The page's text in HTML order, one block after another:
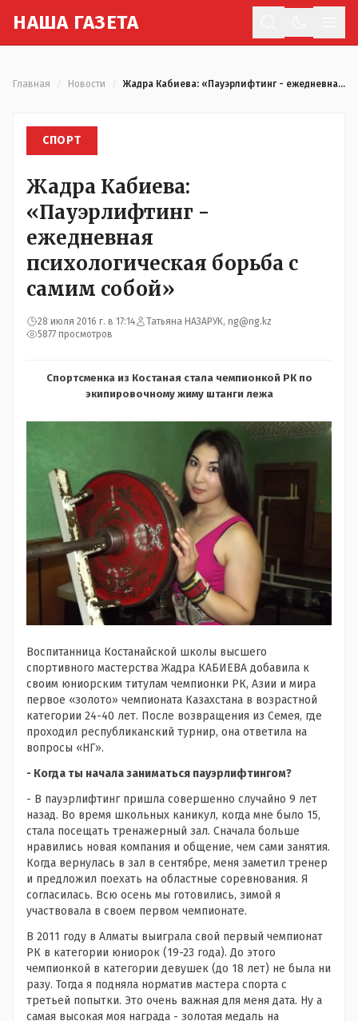
НАША ГАЗЕТА
Главная Новости Жадра Кабиева: «Пауэрлифтинг - ежедневная психологическая борьба с самим собой»
СПОРТ
Жадра Кабиева:
«Пауэрлифтинг -
ежедневная
психологическая борьба с
самим собой»
28 июля 2016 г. в 17:14
Татьяна НАЗАРУК, ng@ng.kz
5877 просмотров
Спортсменка из Костаная стала чемпионкой РК по
экипировочному жиму штанги лежа
Воспитанница Костанайской школы высшего
спортивного мастерства Жадра КАБИЕВА добавила к
своим юниорским титулам чемпионки РК, Азии и мира
первое «золото» чемпионата Казахстана в возрастной
категории 24-40 лет. После возвращения из Семея, где
проходил республиканский турнир, она ответила на
вопросы «НГ».
- Когда ты начала заниматься пауэрлифтингом?
- В пауэрлифтинг пришла совершенно случайно 9 лет
назад. Во время школьных каникул, когда мне было 15,
стала посещать тренажерный зал. Сначала больше
нравились новая компания и общение, чем сами занятия.
Когда вернулась в зал в сентябре, меня заметил тренер
и предложил поехать на областные соревнования. Я
согласилась. Всю осень мы готовились, зимой я
участвовала в своем первом чемпионате.
В 2011 году в Алматы выиграла свой первый чемпионат
РК в категории юниорок (19-23 года). До этого
чемпионкой в категории девушек (до 18 лет) не была ни
разу. Тогда я подняла норматив мастера спорта с
третьей попытки. Это очень важная для меня дата. Ну а
самая высокая моя награда - золотая медаль на